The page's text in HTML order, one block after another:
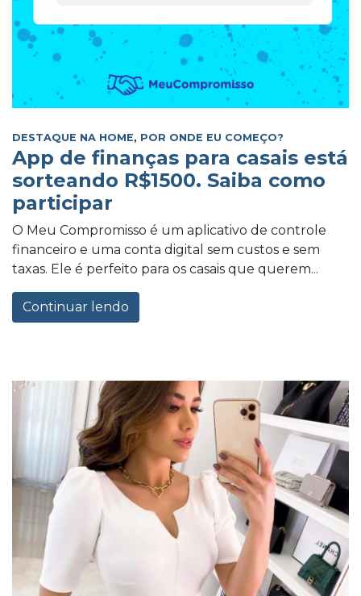
DESTAQUE NA HOME, POR ONDE EU COMEÇO?
App de finanças para casais está
sorteando R$1500. Saiba como
participar
O Meu Compromisso é um aplicativo de controle
financeiro e uma conta digital sem custos e sem
taxas. Ele é perfeito para os casais que querem...
Continuar lendo